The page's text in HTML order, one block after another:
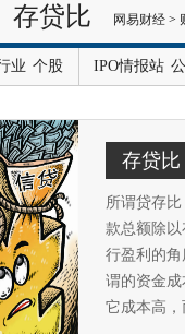
存贷比 网易财经 >
业 个股 IPO情报站
存贷比
所谓贷存比
款总额除
行盈利的
谓的资金
它成本高，